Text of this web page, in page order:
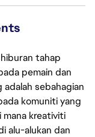
tahap
pemain dan
sebahagian
komuniti yang
kreativiti
alu-alukan dan